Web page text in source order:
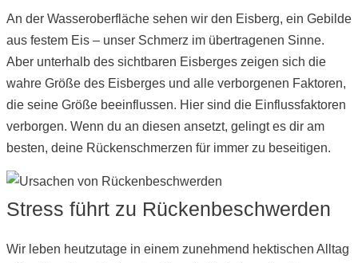
An der Wasseroberfläche sehen wir den Eisberg, ein Gebilde
aus festem Eis – unser Schmerz im übertragenen Sinne.
Aber unterhalb des sichtbaren Eisberges zeigen sich die
wahre Größe des Eisberges und alle verborgenen Faktoren,
die seine Größe beeinflussen. Hier sind die Einflussfaktoren
verborgen. Wenn du an diesen ansetzt, gelingt es dir am
besten, deine Rückenschmerzen für immer zu beseitigen.
Stress führt zu Rückenbeschwerden
Wir leben heutzutage in einem zunehmend hektischen Alltag